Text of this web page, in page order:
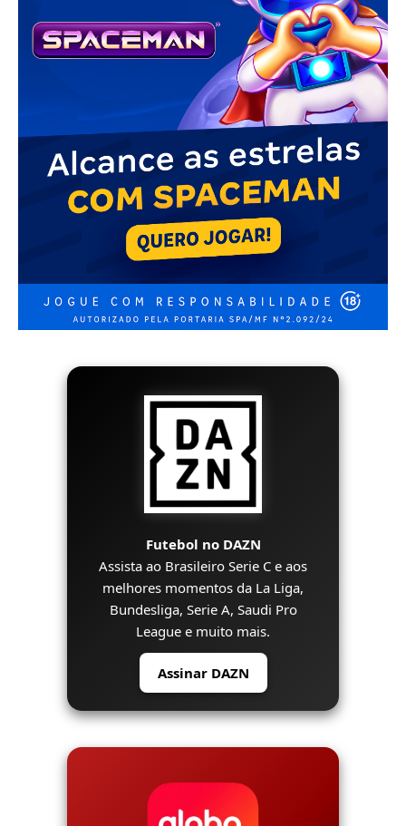
Futebol no DAZN
Assista ao Brasileiro Serie C e aos
melhores momentos da La Liga,
Bundesliga, Serie A, Saudi Pro
League e muito mais.
Assinar DAZN